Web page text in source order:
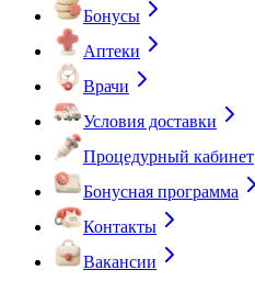
Бонусы
Аптеки
Врачи
Условия доставки
Процедурный кабинет
Бонусная программа
Контакты
Вакансии